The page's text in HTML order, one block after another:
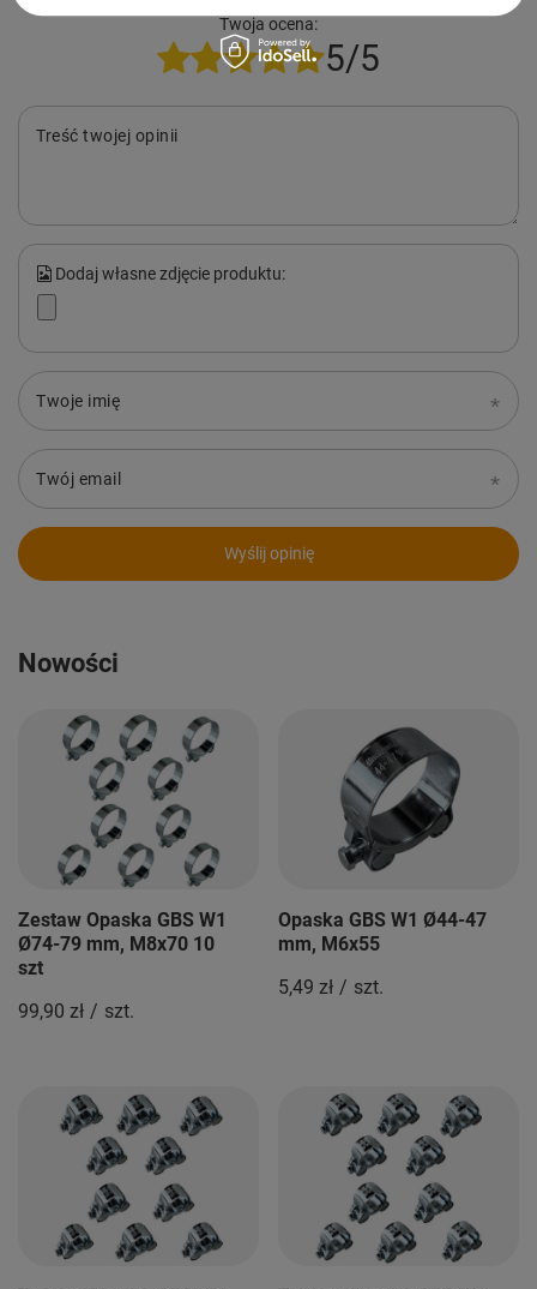
Twoja ocena:
5/5
Treść twojej opinii
Dodaj własne zdjęcie produktu:
Twoje imię
Twój email
Wyślij opinię
Nowości
Zestaw Opaska GBS W1
Ø74-79 mm, M8x70 10
szt
99,90 zł / szt.
Opaska GBS W1 Ø44-47
mm, M6x55
5,49 zł / szt.